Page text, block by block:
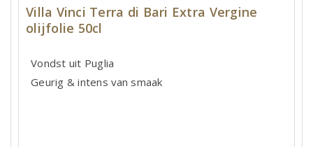
Villa Vinci Terra di Bari Extra Vergine
olijfolie 50cl
Vondst uit Puglia
Geurig & intens van smaak